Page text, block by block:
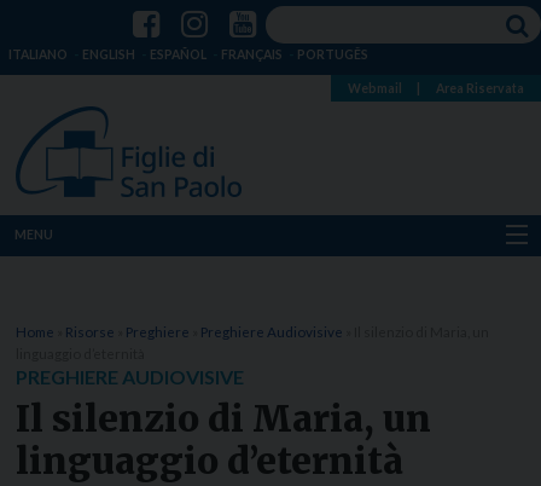
ITALIANO ENGLISH ESPAÑOL FRANÇAIS PORTUGÊS
Webmail Area Riservata
MENU
Dove siamo
Notizie
Risorse
Home Risorse Preghiere Preghiere Audiovisive
PREGHIERE AUDIOVISIVE
Il silenzio di Maria, un
linguaggio d’eternità